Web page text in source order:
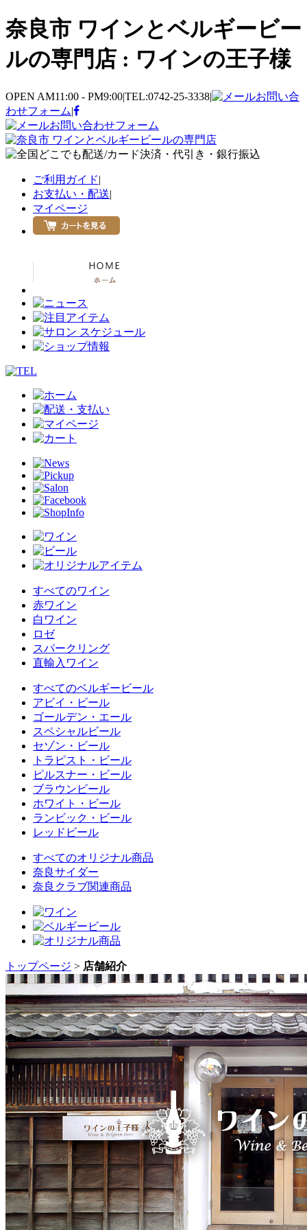
奈良市 ワインとベルギービー
ルの専門店 : ワインの王子様
OPEN AM11:00 - PM9:00|TEL:0742-25-3338|
お問い合
わせフォーム|
お問い合わせフォーム
ご利用ガイド|
お支払い・配送|
マイページ
すべてのワイン
赤ワイン
白ワイン
ロゼ
スパークリング
直輸入ワイン
すべてのベルギービール
アビイ・ビール
ゴールデン・エール
スペシャルビール
セゾン・ビール
トラピスト・ビール
ピルスナー・ビール
ブラウンビール
ホワイト・ビール
ランビック・ビール
レッドビール
すべてのオリジナル商品
奈良サイダー
奈良クラブ関連商品
トップページ > 店舗紹介